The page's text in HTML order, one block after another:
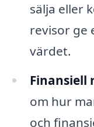
sälja eller
revisor ge
värdet.
Finansiell
om hur
och